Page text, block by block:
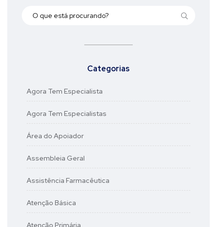
Categorias
Agora Tem Especialista
Agora Tem Especialistas
Área do Apoiador
Assembleia Geral
Assistência Farmacêutica
Atenção Básica
Atenção Primária